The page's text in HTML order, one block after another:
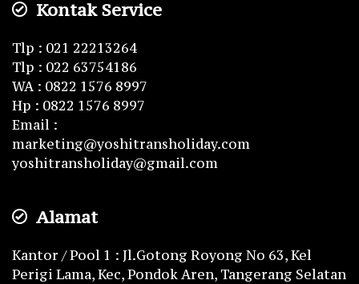
Kontak Service
Tlp : 021 22213264
Tlp : 022 63754186
WA : 0822 1576 8997
Hp : 0822 1576 8997
Email :
marketing@yoshitransholiday.com
yoshitransholiday@gmail.com
Alamat
Kantor / Pool 1 : Jl.Gotong Royong No 63, Kel
Perigi Lama, Kec, Pondok Aren, Tangerang Selatan